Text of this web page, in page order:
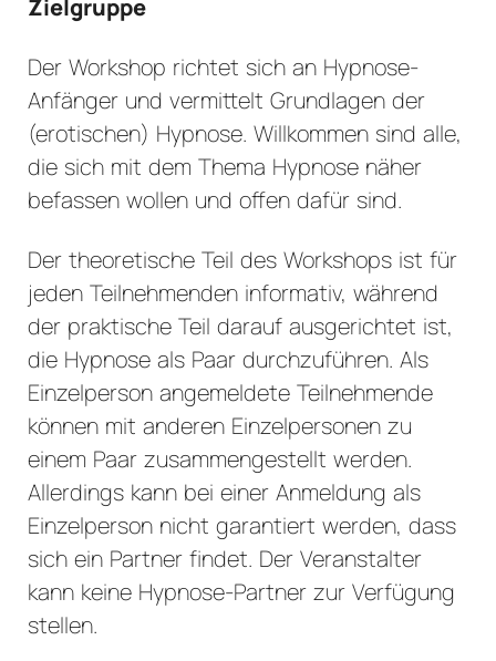
Zielgruppe
Der Workshop richtet sich an Hypnose-
Anfänger und vermittelt Grundlagen der
(erotischen) Hypnose. Willkommen sind alle,
die sich mit dem Thema Hypnose näher
befassen wollen und offen dafür sind.
Der theoretische Teil des Workshops ist für
jeden Teilnehmenden informativ, während
der praktische Teil darauf ausgerichtet ist,
die Hypnose als Paar durchzuführen. Als
Einzelperson angemeldete Teilnehmende
können mit anderen Einzelpersonen zu
einem Paar zusammengestellt werden.
Allerdings kann bei einer Anmeldung als
Einzelperson nicht garantiert werden, dass
sich ein Partner findet. Der Veranstalter
kann keine Hypnose-Partner zur Verfügung
stellen.